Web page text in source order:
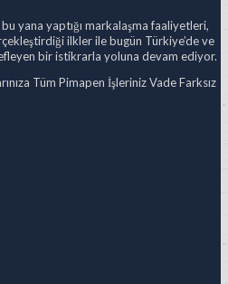
yana yaptığı markalaşma faaliyetleri,
ilkler ile bugün Türkiye’de ve
bir istikrarla yoluna devam ediyor.
Tüm Pimapen İşleriniz Vade Farksız